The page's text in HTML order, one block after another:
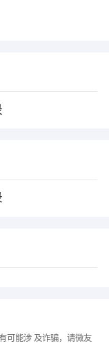
可能涉 及诈骗，请微友